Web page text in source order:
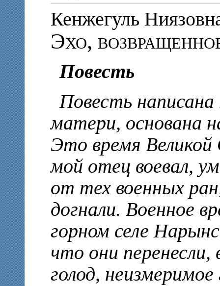
Кенжегуль
Эхо,
Повесть
Повесть
матери, основана
Это время
мой отец воевал,
от тех военных
догнали. Военное
горном селе
что они
голод,